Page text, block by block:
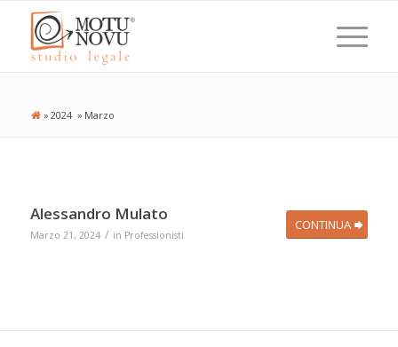
» 2024 » Marzo
Alessandro Mulato
Marzo 21, 2024 / in Professionisti
CONTINUA